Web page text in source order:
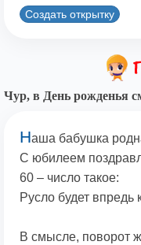
Создать открытку
Чур, в День рожденья
Наша бабушка
С юбилеем
60 – число такое:
Русло будет впредь
В смысле, поворот